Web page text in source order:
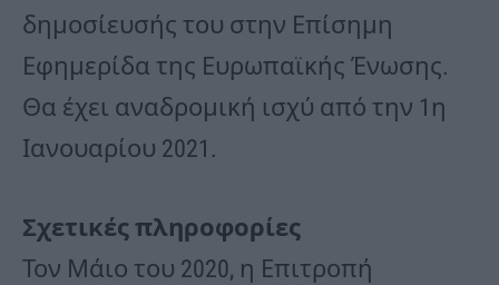
δημοσίευσής του στην Επίσημη
Εφημερίδα της Ευρωπαϊκής Ένωσης.
Θα έχει αναδρομική ισχύ από την 1η
Ιανουαρίου 2021.
Σχετικές πληροφορίες
Τον Μάιο του 2020, η Επιτροπή